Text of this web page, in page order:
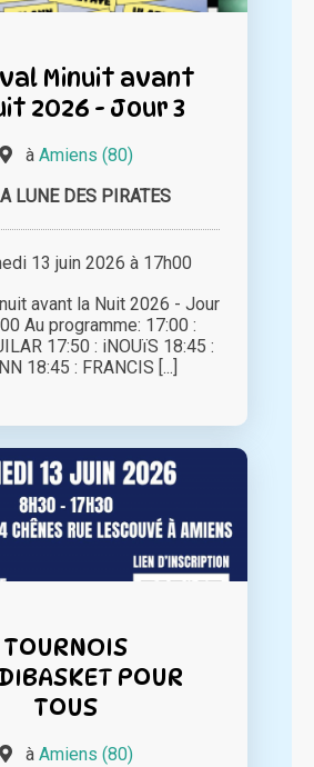
Minuit avant
2026 - Jour 3
à Amiens (80)
LUNE DES PIRATES
13 juin 2026 à 17h00
avant la Nuit 2026 - Jour
Au programme: 17:00 :
17:50 : iNOUïS 18:45 :
18:45 : FRANCIS [...]
TOURNOIS
POUR
TOUS
à Amiens (80)